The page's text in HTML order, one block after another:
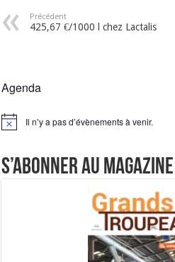
Précédent
425,67 €/1000 l chez Lactalis
Agenda
Notice Il n’y a pas d’évènements à venir.
S’abonner au magazine